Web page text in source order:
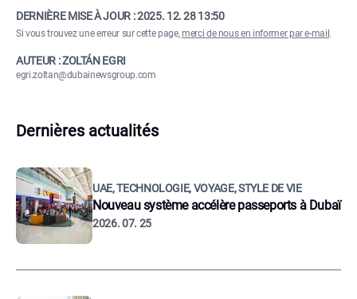
DERNIÈRE MISE À JOUR :2025. 12. 28 13:50
Si vous trouvez une erreur sur cette page,merci de nous en informer par e-mail .
AUTEUR : ZOLTÁN EGRI
egri.zoltan@dubainewsgroup.com
Dernières actualités
UAE, TECHNOLOGIE, VOYAGE, STYLE DE VIE
Nouveau système accélère passeports à Dubaï
2026. 07. 25